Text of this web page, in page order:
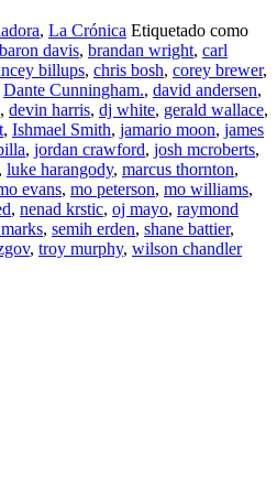
, La Crónica Etiquetado como
baron davis, brandan wright, carl
billups, chris bosh, corey brewer,
Dante Cunningham., david andersen,
, devin harris, dj white, gerald wallace,
, Ishmael Smith, jamario moon, james
, jordan crawford, josh mcroberts,
, luke harangody, marcus thornton,
evans, mo peterson, mo williams,
, nenad krstic, oj mayo, raymond
, semih erden, shane battier,
, troy murphy, wilson chandler